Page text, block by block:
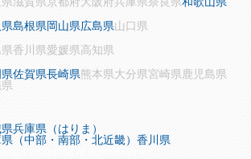
島根県岡山県広島県山口県
香川県愛媛県高知県
佐賀県長崎県熊本県大分県宮崎県鹿児島県
兵庫県（はりま）
（中部・南部・北近畿） 香川県